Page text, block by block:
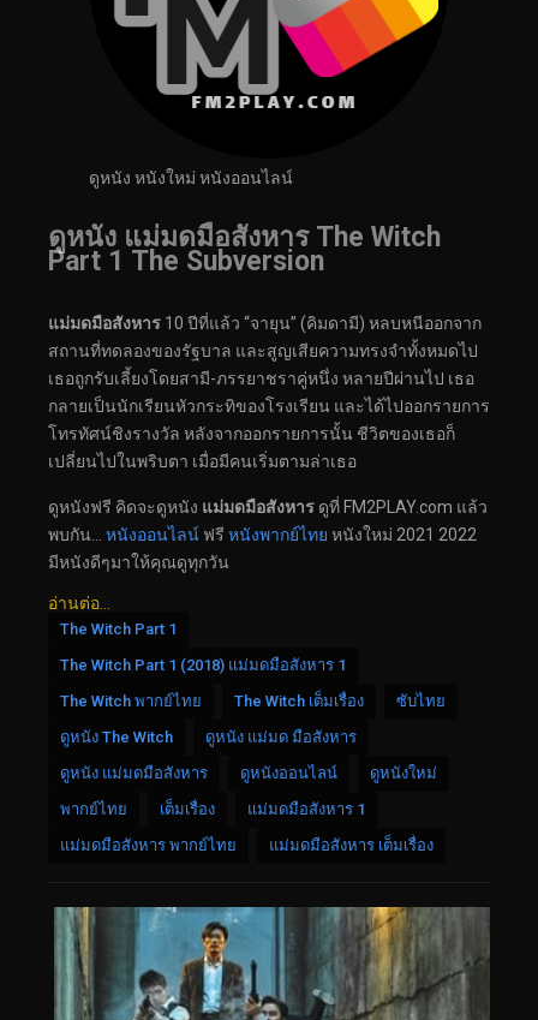
ดูหนัง หนังใหม่ หนังออนไลน์
ดูหนัง แม่มดมือสังหาร The Witch
Part 1 The Subversion
แม่มดมือสังหาร 10 ปีที่แล้ว “จายุน” (คิมดามี) หลบหนีออกจาก
สถานที่ทดลองของรัฐบาล และสูญเสียความทรงจำทั้งหมดไป
เธอถูกรับเลี้ยงโดยสามี-ภรรยาชราคู่หนึ่ง หลายปีผ่านไป เธอ
กลายเป็นนักเรียนหัวกระทิของโรงเรียน และได้ไปออกรายการ
โทรทัศน์ชิงรางวัล หลังจากออกรายการนั้น ชีวิตของเธอก็
เปลี่ยนไปในพริบตา เมื่อมีคนเริ่มตามล่าเธอ
ดูหนังฟรี คิดจะดูหนัง แม่มดมือสังหาร ดูที่ FM2PLAY.com แล้ว
พบกัน… หนังออนไลน์ ฟรี หนังพากย์ไทย หนังใหม่ 2021 2022
มีหนังดีๆมาให้คุณดูทุกวัน
อ่านต่อ...
The Witch Part 1
The Witch Part 1 (2018) แม่มดมือสังหาร 1
The Witch พากย์ไทย
The Witch เต็มเรื่อง
ซับไทย
ดูหนัง The Witch
ดูหนัง แม่มด มือสังหาร
ดูหนัง แม่มดมือสังหาร
ดูหนังออนไลน์
ดูหนังใหม่
พากย์ไทย
เต็มเรื่อง
แม่มดมือสังหาร 1
แม่มดมือสังหาร พากย์ไทย
แม่มดมือสังหาร เต็มเรื่อง